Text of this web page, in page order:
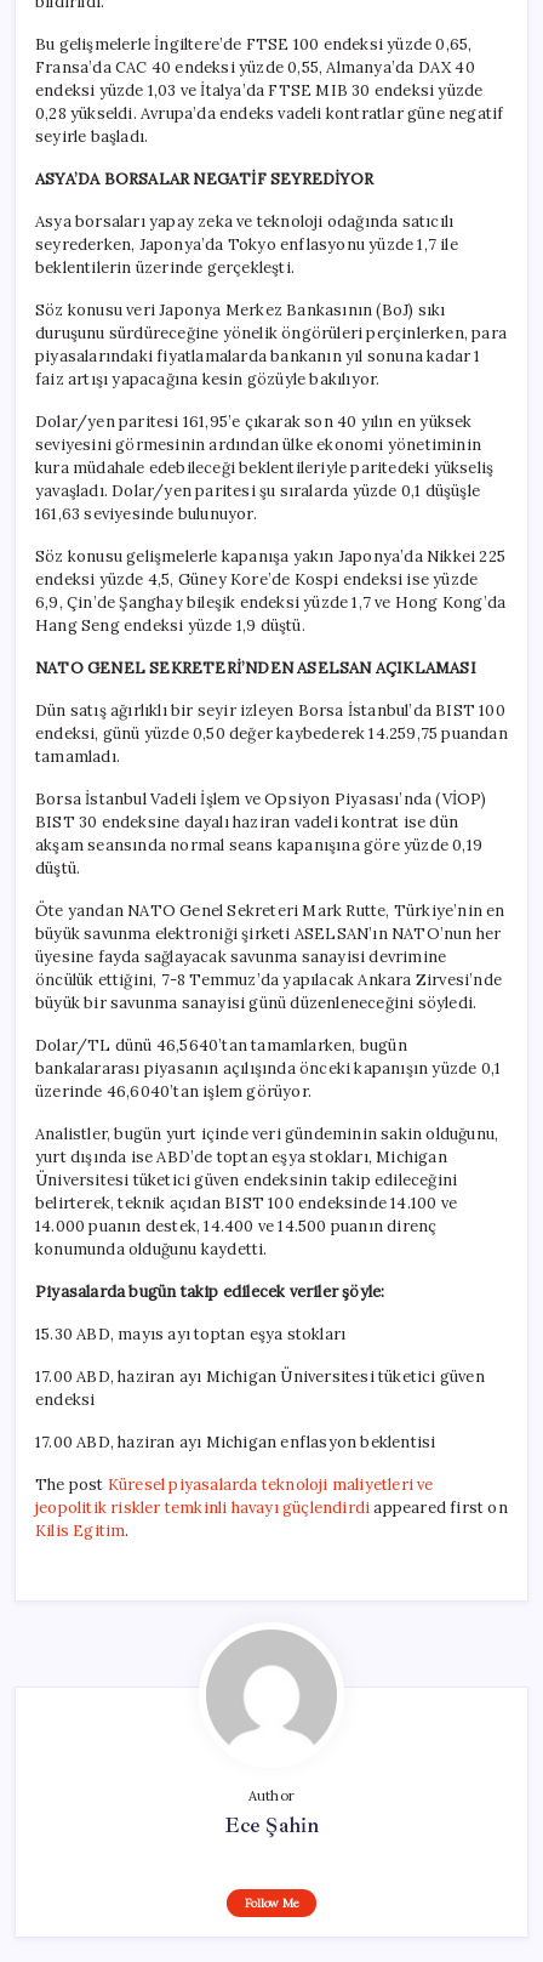
Bu gelişmelerle İngiltere’de FTSE 100 endeksi yüzde 0,65,
Fransa’da CAC 40 endeksi yüzde 0,55, Almanya’da DAX 40
endeksi yüzde 1,03 ve İtalya’da FTSE MIB 30 endeksi yüzde
0,28 yükseldi. Avrupa’da endeks vadeli kontratlar güne negatif
seyirle başladı.
ASYA’DA BORSALAR NEGATİF SEYREDİYOR
Asya borsaları yapay zeka ve teknoloji odağında satıcılı
seyrederken, Japonya’da Tokyo enflasyonu yüzde 1,7 ile
beklentilerin üzerinde gerçekleşti.
Söz konusu veri Japonya Merkez Bankasının (BoJ) sıkı
duruşunu sürdüreceğine yönelik öngörüleri perçinlerken, para
piyasalarındaki fiyatlamalarda bankanın yıl sonuna kadar 1
faiz artışı yapacağına kesin gözüyle bakılıyor.
Dolar/yen paritesi 161,95’e çıkarak son 40 yılın en yüksek
seviyesini görmesinin ardından ülke ekonomi yönetiminin
kura müdahale edebileceği beklentileriyle paritedeki yükseliş
yavaşladı. Dolar/yen paritesi şu sıralarda yüzde 0,1 düşüşle
161,63 seviyesinde bulunuyor.
Söz konusu gelişmelerle kapanışa yakın Japonya’da Nikkei 225
endeksi yüzde 4,5, Güney Kore’de Kospi endeksi ise yüzde
6,9, Çin’de Şanghay bileşik endeksi yüzde 1,7 ve Hong Kong’da
Hang Seng endeksi yüzde 1,9 düştü.
NATO GENEL SEKRETERİ’NDEN ASELSAN AÇIKLAMASI
Dün satış ağırlıklı bir seyir izleyen Borsa İstanbul’da BIST 100
endeksi, günü yüzde 0,50 değer kaybederek 14.259,75 puandan
tamamladı.
Borsa İstanbul Vadeli İşlem ve Opsiyon Piyasası’nda (VİOP)
BIST 30 endeksine dayalı haziran vadeli kontrat ise dün
akşam seansında normal seans kapanışına göre yüzde 0,19
düştü.
Öte yandan NATO Genel Sekreteri Mark Rutte, Türkiye’nin en
büyük savunma elektroniği şirketi ASELSAN’ın NATO’nun her
üyesine fayda sağlayacak savunma sanayisi devrimine
öncülük ettiğini, 7-8 Temmuz’da yapılacak Ankara Zirvesi’nde
büyük bir savunma sanayisi günü düzenleneceğini söyledi.
Dolar/TL dünü 46,5640’tan tamamlarken, bugün
bankalararası piyasanın açılışında önceki kapanışın yüzde 0,1
üzerinde 46,6040’tan işlem görüyor.
Analistler, bugün yurt içinde veri gündeminin sakin olduğunu,
yurt dışında ise ABD’de toptan eşya stokları, Michigan
Üniversitesi tüketici güven endeksinin takip edileceğini
belirterek, teknik açıdan BIST 100 endeksinde 14.100 ve
14.000 puanın destek, 14.400 ve 14.500 puanın direnç
konumunda olduğunu kaydetti.
Piyasalarda bugün takip edilecek veriler şöyle:
15.30 ABD, mayıs ayı toptan eşya stokları
17.00 ABD, haziran ayı Michigan Üniversitesi tüketici güven
endeksi
17.00 ABD, haziran ayı Michigan enflasyon beklentisi
The post Küresel piyasalarda teknoloji maliyetleri ve
jeopolitik riskler temkinli havayı güçlendirdiappeared first on
Kilis Egitim.
Author
Ece Şahin
Follow Me